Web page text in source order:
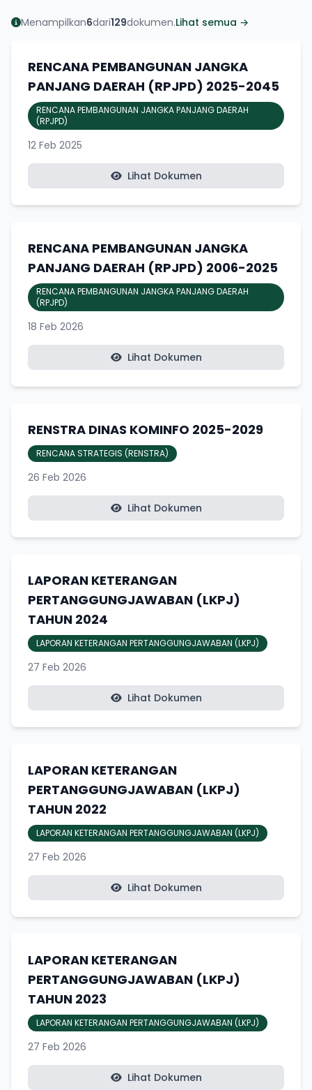
Menampilkan6dari129dokumen.Lihat semua →
RENCANA PEMBANGUNAN JANGKA
PANJANG DAERAH (RPJPD) 2025-2045
RENCANA PEMBANGUNAN JANGKA PANJANG DAERAH
(RPJPD)
12 Feb 2025
Lihat Dokumen
RENCANA PEMBANGUNAN JANGKA
PANJANG DAERAH (RPJPD) 2006-2025
RENCANA PEMBANGUNAN JANGKA PANJANG DAERAH
(RPJPD)
18 Feb 2026
Lihat Dokumen
RENSTRA DINAS KOMINFO 2025-2029
RENCANA STRATEGIS (RENSTRA)
26 Feb 2026
Lihat Dokumen
LAPORAN KETERANGAN
PERTANGGUNGJAWABAN (LKPJ)
TAHUN 2024
LAPORAN KETERANGAN PERTANGGUNGJAWABAN (LKPJ)
27 Feb 2026
Lihat Dokumen
LAPORAN KETERANGAN
PERTANGGUNGJAWABAN (LKPJ)
TAHUN 2022
LAPORAN KETERANGAN PERTANGGUNGJAWABAN (LKPJ)
27 Feb 2026
Lihat Dokumen
LAPORAN KETERANGAN
PERTANGGUNGJAWABAN (LKPJ)
TAHUN 2023
LAPORAN KETERANGAN PERTANGGUNGJAWABAN (LKPJ)
27 Feb 2026
Lihat Dokumen